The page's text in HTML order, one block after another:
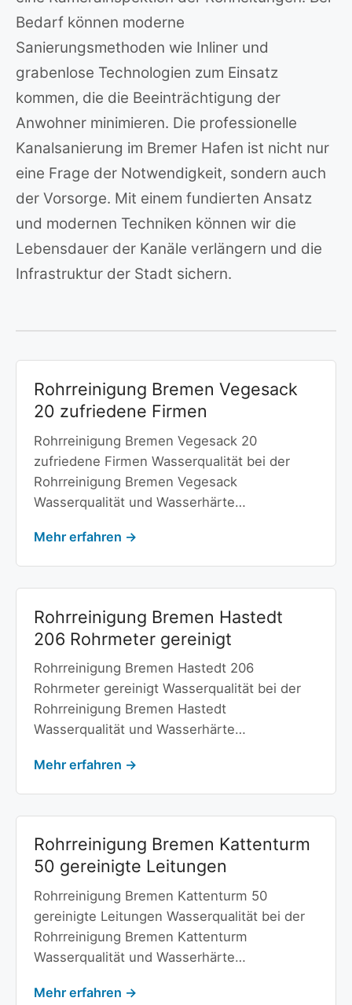
Bedarf können moderne
Sanierungsmethoden wie Inliner und
grabenlose Technologien zum Einsatz
kommen, die die Beeinträchtigung der
Anwohner minimieren. Die professionelle
Kanalsanierung im Bremer Hafen ist nicht nur
eine Frage der Notwendigkeit, sondern auch
der Vorsorge. Mit einem fundierten Ansatz
und modernen Techniken können wir die
Lebensdauer der Kanäle verlängern und die
Infrastruktur der Stadt sichern.
Rohrreinigung Bremen Vegesack
20 zufriedene Firmen
Rohrreinigung Bremen Vegesack 20
zufriedene Firmen Wasserqualität bei der
Rohrreinigung Bremen Vegesack
Wasserqualität und Wasserhärte…
Mehr erfahren →
Rohrreinigung Bremen Hastedt
206 Rohrmeter gereinigt
Rohrreinigung Bremen Hastedt 206
Rohrmeter gereinigt Wasserqualität bei der
Rohrreinigung Bremen Hastedt
Wasserqualität und Wasserhärte…
Mehr erfahren →
Rohrreinigung Bremen Kattenturm
50 gereinigte Leitungen
Rohrreinigung Bremen Kattenturm 50
gereinigte Leitungen Wasserqualität bei der
Rohrreinigung Bremen Kattenturm
Wasserqualität und Wasserhärte…
Mehr erfahren →